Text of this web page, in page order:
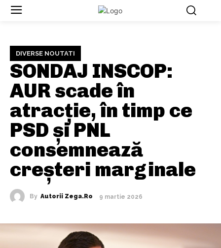
DIVERSE NOUTATI
SONDAJ INSCOP:
AUR scade în
atracție, în timp ce
PSD și PNL
consemnează
creșteri marginale
By Autorii Zega.ro 9 martie 2026